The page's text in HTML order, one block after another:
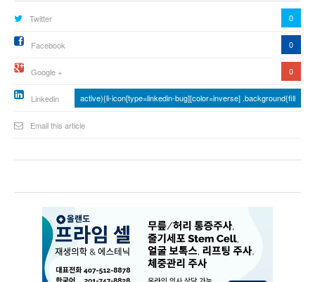
Twitter 0
Facebook 0
Google + 0
Linkedin active){li-icon[type=linkedin-bug][color=inverse] .background{fill
Email this article